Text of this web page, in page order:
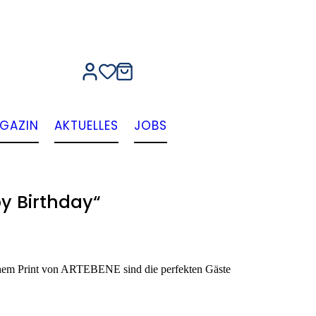
AKTUELLES JOBS
Birthday“
Print von ARTEBENE sind die perfekten Gäste